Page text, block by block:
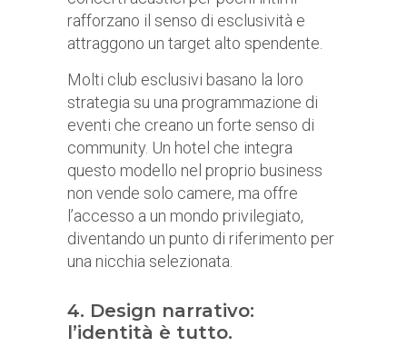
rafforzano il senso di esclusività e
attraggono un target alto spendente.
Molti club esclusivi basano la loro
strategia su una programmazione di
eventi che creano un forte senso di
community. Un hotel che integra
questo modello nel proprio business
non vende solo camere, ma offre
l’accesso a un mondo privilegiato,
diventando un punto di riferimento per
una nicchia selezionata.
4. Design narrativo:
l’identità è tutto.